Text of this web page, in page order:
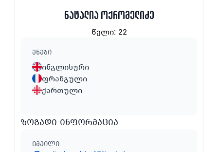
ნატალია ოქრომელიძე
წელი: 22
ენები
ინგლისური
ფრანგული
ქართული
ზოგადი ინფორმაცია
იმეილი